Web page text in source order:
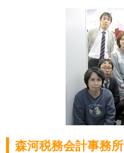
森河税務会計事務所